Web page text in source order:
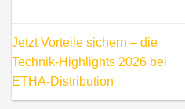
Jetzt Vorteile sichern – die
Technik-Highlights 2026 bei
ETHA-Distribution